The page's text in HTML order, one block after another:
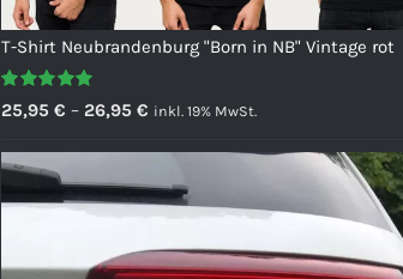
T-Shirt Neubrandenburg "Born in NB" Vintage rot
Bewertet
mit5.00
25,95 € – 26,95 € Preisspanne:
26,95 €
inkl. 19% MwSt.